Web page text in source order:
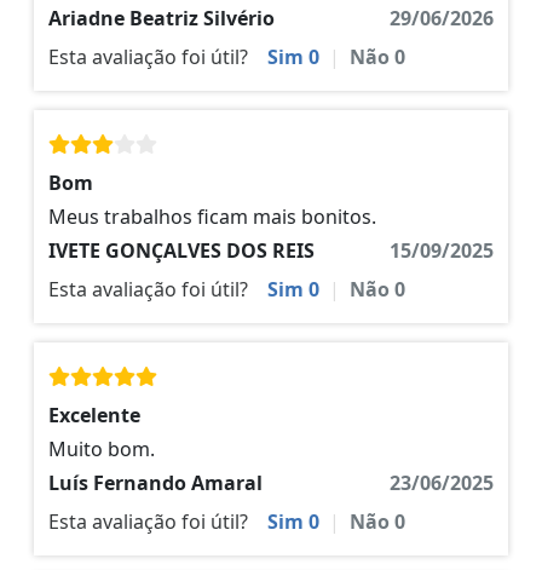
Ariadne Beatriz Silvério
29/06/2026
Esta avaliação foi útil?
Sim 0 | Não0
Bom
Meus trabalhos ficam mais bonitos.
IVETE GONÇALVES DOS REIS
15/09/2025
Esta avaliação foi útil?
Sim 0 | Não0
Excelente
Muito bom.
Luís Fernando Amaral
23/06/2025
Esta avaliação foi útil?
Sim 0 | Não0